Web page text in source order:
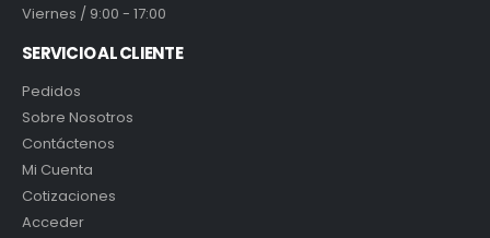
Viernes / 9:00 - 17:00
SERVICIO AL CLIENTE
Pedidos
Sobre Nosotros
Contáctenos
Mi Cuenta
Cotizaciones
Acceder